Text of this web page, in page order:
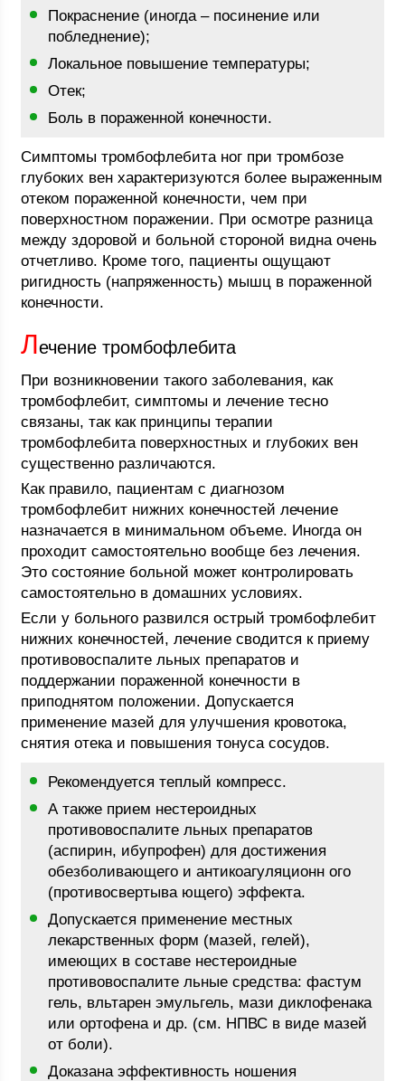
Покраснение (иногда – посинение или
побледнение);
Локальное повышение температуры;
Отек;
Боль в пораженной конечности.
Симптомы тромбофлебита ног при тромбозе
глубоких вен характеризуются более выраженным
отеком пораженной конечности, чем при
поверхностном поражении. При осмотре разница
между здоровой и больной стороной видна очень
отчетливо. Кроме того, пациенты ощущают
ригидность (напряженность) мышц в пораженной
конечности.
Лечение тромбофлебита
При возникновении такого заболевания, как
тромбофлебит, симптомы и лечение тесно
связаны, так как принципы терапии
тромбофлебита поверхностных и глубоких вен
существенно различаются.
Как правило, пациентам с диагнозом
тромбофлебит нижних конечностей лечение
назначается в минимальном объеме. Иногда он
проходит самостоятельно вообще без лечения.
Это состояние больной может контролировать
самостоятельно в домашних условиях.
Если у больного развился острый тромбофлебит
нижних конечностей, лечение сводится к приему
противовоспалите льных препаратов и
поддержании пораженной конечности в
приподнятом положении. Допускается
применение мазей для улучшения кровотока,
снятия отека и повышения тонуса сосудов.
Рекомендуется теплый компресс.
А также прием нестероидных
противовоспалите льных препаратов
(аспирин, ибупрофен) для достижения
обезболивающего и антикоагуляционн ого
(противосвертыва ющего) эффекта.
Допускается применение местных
лекарственных форм (мазей, гелей),
имеющих в составе нестероидные
противовоспалите льные средства: фастум
гель, вльтарен эмульгель, мази диклофенака
или ортофена и др. (см. НПВС в виде мазей
от боли).
Доказана эффективность ношения